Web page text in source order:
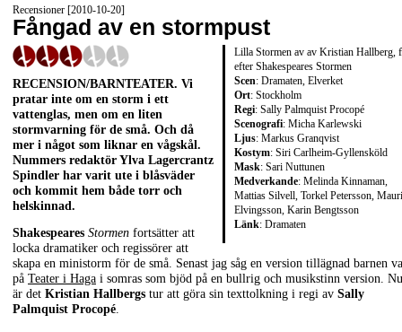
Recensioner [2010-10-20]
Fångad av en stormpust
Lilla Stormen av av Kristian Hallberg,
efter Shakespeares Stormen
Scen: Dramaten, Elverket
Ort: Stockholm
Regi: Sally Palmquist Procopé
Scenografi: Micha Karlewski
Ljus: Markus Granqvist
Kostym: Siri Carlheim-Gyllensköld
Mask: Sari Nuttunen
Medverkande: Melinda Kinnaman,
Mattias Silvell, Torkel Petersson,
Elvingsson, Karin Bengtsson
Länk: Dramaten
RECENSION/BARNTEATER. Vi
pratar inte om en storm i ett
vattenglas, men om en liten
stormvarning för de små. Och då
mer i något som liknar en vågskål.
Nummers redaktör Ylva Lagercrantz
Spindler har varit ute i blåsväder
och kommit hem både torr och
helskinnad.
Shakespeares Stormen fortsätter att
locka dramatiker och regissörer att
skapa en ministorm för de små. Senast jag såg en version tillägnad barnen
på Teater i Haga i somras som bjöd på en bullrig och musikstinn version. Nu
är det Kristian Hallbergs tur att göra sin texttolkning i regi av Sally
Palmquist Procopé.